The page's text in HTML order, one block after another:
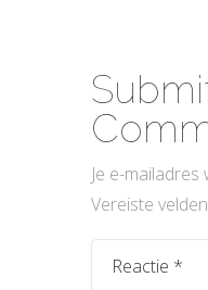
Je e-
Vereiste